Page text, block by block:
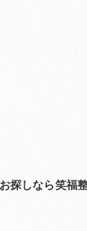
探しなら笑福